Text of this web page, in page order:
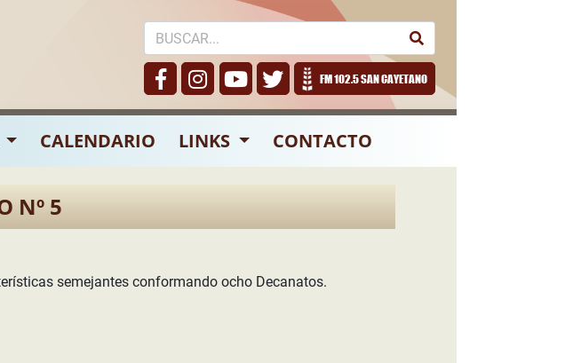
FM 102.5 SAN CAYETANO
CALENDARIO LINKS CONTACTO
Nº 5
semejantes conformando ocho Decanatos.